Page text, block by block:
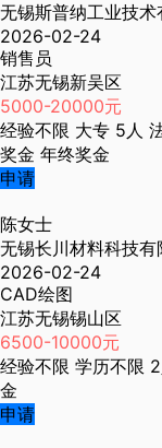
无锡斯普纳工业技术
2026-02-24
销售员
江苏无锡新吴区
5000-20000元
经验不限 大专 5人
奖金 年终奖金
申请
陈女士
无锡长川材料科技有
2026-02-24
CAD绘图
江苏无锡锡山区
6500-10000元
经验不限 学历不限
金
申请